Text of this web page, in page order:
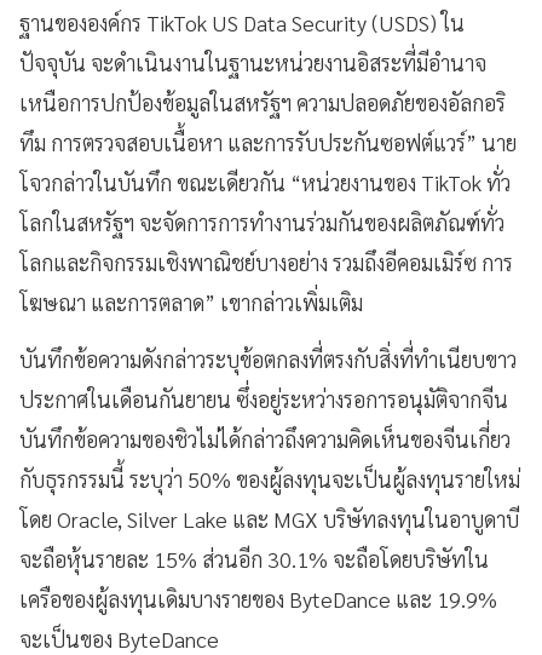
ฐานขององค์กร TikTok US Data Security (USDS) ใน
ปัจจุบัน จะดำเนินงานในฐานะหน่วยงานอิสระที่มีอำนาจ
เหนือการปกป้องข้อมูลในสหรัฐฯ ความปลอดภัยของอัลกอริ
ทึม การตรวจสอบเนื้อหา และการรับประกันซอฟต์แวร์” นาย
โจวกล่าวในบันทึก ขณะเดียวกัน “หน่วยงานของ TikTok ทั่ว
โลกในสหรัฐฯ จะจัดการการทำงานร่วมกันของผลิตภัณฑ์ทั่ว
โลกและกิจกรรมเชิงพาณิชย์บางอย่าง รวมถึงอีคอมเมิร์ซ การ
โฆษณา และการตลาด” เขากล่าวเพิ่มเติม
บันทึกข้อความดังกล่าวระบุข้อตกลงที่ตรงกับสิ่งที่ทำเนียบขาว
ประกาศในเดือนกันยายน ซึ่งอยู่ระหว่างรอการอนุมัติจากจีน
บันทึกข้อความของชิวไม่ได้กล่าวถึงความคิดเห็นของจีนเกี่ยว
กับธุรกรรมนี้ ระบุว่า 50% ของผู้ลงทุนจะเป็นผู้ลงทุนรายใหม่
โดย Oracle, Silver Lake และ MGX บริษัทลงทุนในอาบูดาบี
จะถือหุ้นรายละ 15% ส่วนอีก 30.1% จะถือโดยบริษัทใน
เครือของผู้ลงทุนเดิมบางรายของ ByteDance และ 19.9%
จะเป็นของ ByteDance